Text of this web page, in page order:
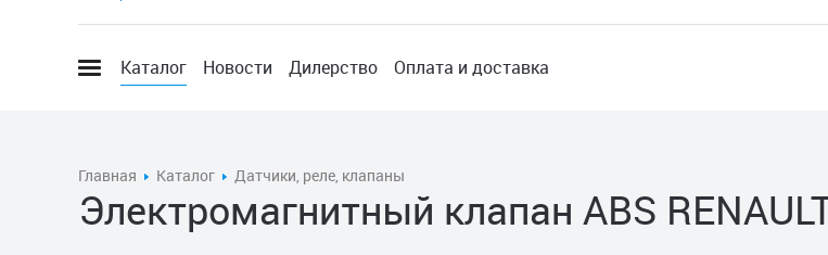
Каталог Новости Дилерство Оплата и доставка
Главная Каталог Датчики, реле, клапаны
Электромагнитный клапан ABS